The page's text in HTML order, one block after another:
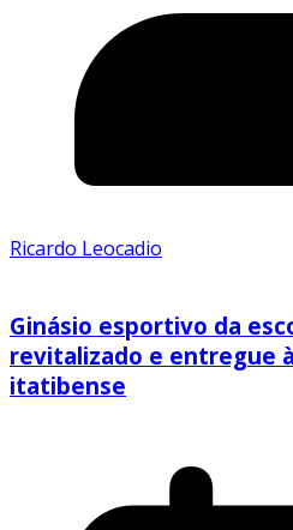
Ricardo Leocadio
Ginásio esportivo da
revitalizado e entregue
itatibense